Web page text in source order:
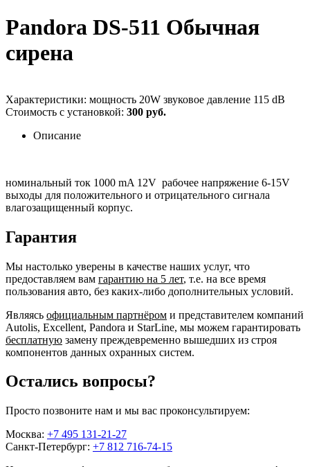
Pandora DS-511 Обычная
сирена
Характеристики: мощность 20W звуковое давление 115 dB
Стоимость с установкой: 300 руб.
Описание
номинальный ток 1000 mA 12V рабочее напряжение 6-15V
выходы для положительного и отрицательного сигнала
влагозащищенный корпус.
Гарантия
Мы настолько уверены в качестве наших услуг, что
предоставляем вам гарантию на 5 лет, т.е. на все время
пользования авто, без каких-либо дополнительных условий.
Являясь официальным партнёром и представителем компаний
Autolis, Excellent, Pandora и StarLine, мы можем гарантировать
бесплатную замену преждевременно вышедших из строя
компонентов данных охранных систем.
Остались вопросы?
Просто позвоните нам и мы вас проконсультируем:
Москва: +7 495 131-21-27
Санкт-Петербург: +7 812 716-74-15